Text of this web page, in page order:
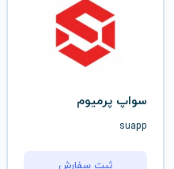
سواپ پرمیوم
suapp
ثبت سفارش